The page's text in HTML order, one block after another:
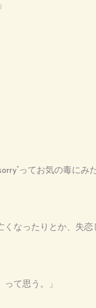
ってお気の毒にみ
なったりとか、失恋
て思う。」